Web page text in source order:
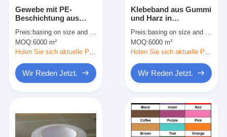
Produkte
Gewebe mit PE-
Beschichtung aus
Festigkeit und
Flexibilität
Preis: basing on size and quantity
MOQ:6000 m²
Holen Sie sich aktuelle Preis
Wir Reden Jetzt.
Klebeband aus Gummi
und Harz in
Preis: basing on size and quantity
MOQ:6000 m²
Holen Sie sich aktuelle Preis
Wir Reden Jetzt.